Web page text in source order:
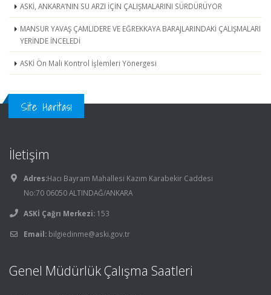
ASKİ, ANKARA’NIN SU ARZI İÇİN ÇALIŞMALARINI SÜRDÜRÜYOR
MANSUR YAVAŞ ÇAMLIDERE VE EĞREKKAYA BARAJLARINDAKİ ÇALIŞMALARI
YERİNDE İNCELEDİ
ASKİ Ön Mali Kontrol İşlemleri Yönergesi
Site Haritası
İletişim
Adres:Hacı Bayram Mahallesi Kazım Karabekir Caddesi
No:70 06050 ALTINDAĞ/ANKARA
ASKİ Çağrı Merkezi: 153
Email: bilgiedinme@aski.gov.tr
Genel Müdürlük Çalışma Saatleri